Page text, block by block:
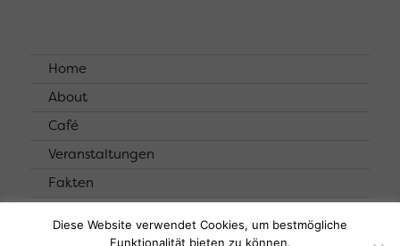
Home
About
Café
Veranstaltungen
Fakten
Diese Website verwendet Cookies, um bestmögliche
Funktionalität bieten zu können.